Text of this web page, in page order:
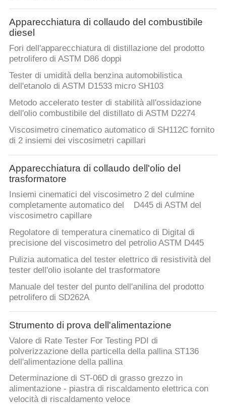
PRIVACY
POLICY
Apparecchiatura di collaudo del combustibile
diesel
Fori dell'apparecchiatura di distillazione del prodotto
petrolifero di ASTM D86 doppi
Tester di umidità della benzina automobilistica
dell'etanolo di ASTM D1533 micro SH103
Metodo accelerato tester di stabilità all'ossidazione
dell'olio combustibile del distillato di ASTM D2274
Viscosimetro cinematico automatico di SH112C fornito
di 2 insiemi dei viscosimetri capillari
Apparecchiatura di collaudo dell'olio del
trasformatore
Insiemi cinematici del viscosimetro 2 del culmine
completamente automatico del D445 di ASTM del
viscosimetro capillare
Regolatore di temperatura cinematico di Digital di
precisione del viscosimetro del petrolio ASTM D445
Pulizia automatica del tester elettrico di resistività del
tester dell'olio isolante del trasformatore
Manuale del tester del punto dell'anilina del prodotto
petrolifero di SD262A
Strumento di prova dell'alimentazione
Valore di Rate Tester For Testing PDI di
polverizzazione della particella della pallina ST136
dell'alimentazione della pallina
Determinazione di ST-06D di grasso grezzo in
alimentazione - piastra di riscaldamento elettrica con
velocità di riscaldamento veloce